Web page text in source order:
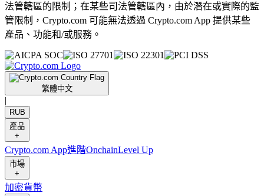
法管轄區的限制；在某些司法管轄區內，由於潛在或實際的監
管限制，Crypto.com 可能無法透過 Crypto.com App 提供某些
產品、功能和/或服務。
繁體中文
|
RUB
產品
+
Crypto.com App進階OnchainLevel Up
市場
+
加密貨幣